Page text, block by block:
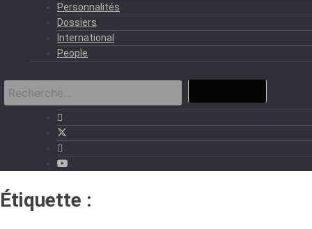
Personnalités
Dossiers
International
People
Étiquette :